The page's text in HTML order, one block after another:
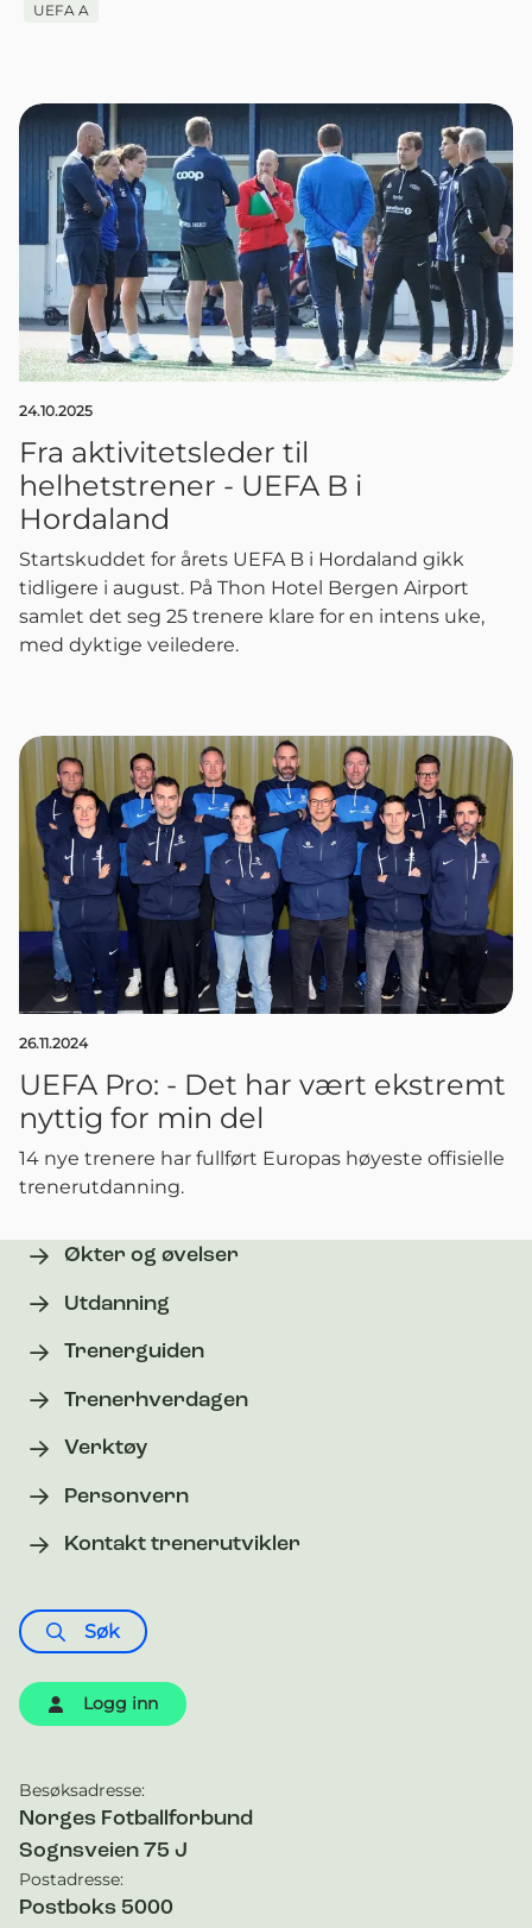
UEFA A
24.10.2025
Fra aktivitetsleder til
helhetstrener - UEFA B i
Hordaland
Startskuddet for årets UEFA B i Hordaland gikk
tidligere i august. På Thon Hotel Bergen Airport
samlet det seg 25 trenere klare for en intens uke,
med dyktige veiledere.
26.11.2024
UEFA Pro: - Det har vært ekstremt
nyttig for min del
14 nye trenere har fullført Europas høyeste offisielle
trenerutdanning.
Økter og øvelser
Utdanning
Trenerguiden
Trenerhverdagen
Verktøy
Personvern
Kontakt trenerutvikler
Søk
Logg inn
Kontaktinformasjon
Besøksadresse:
Norges Fotballforbund
Sognsveien 75 J
Postadresse:
Postboks 5000